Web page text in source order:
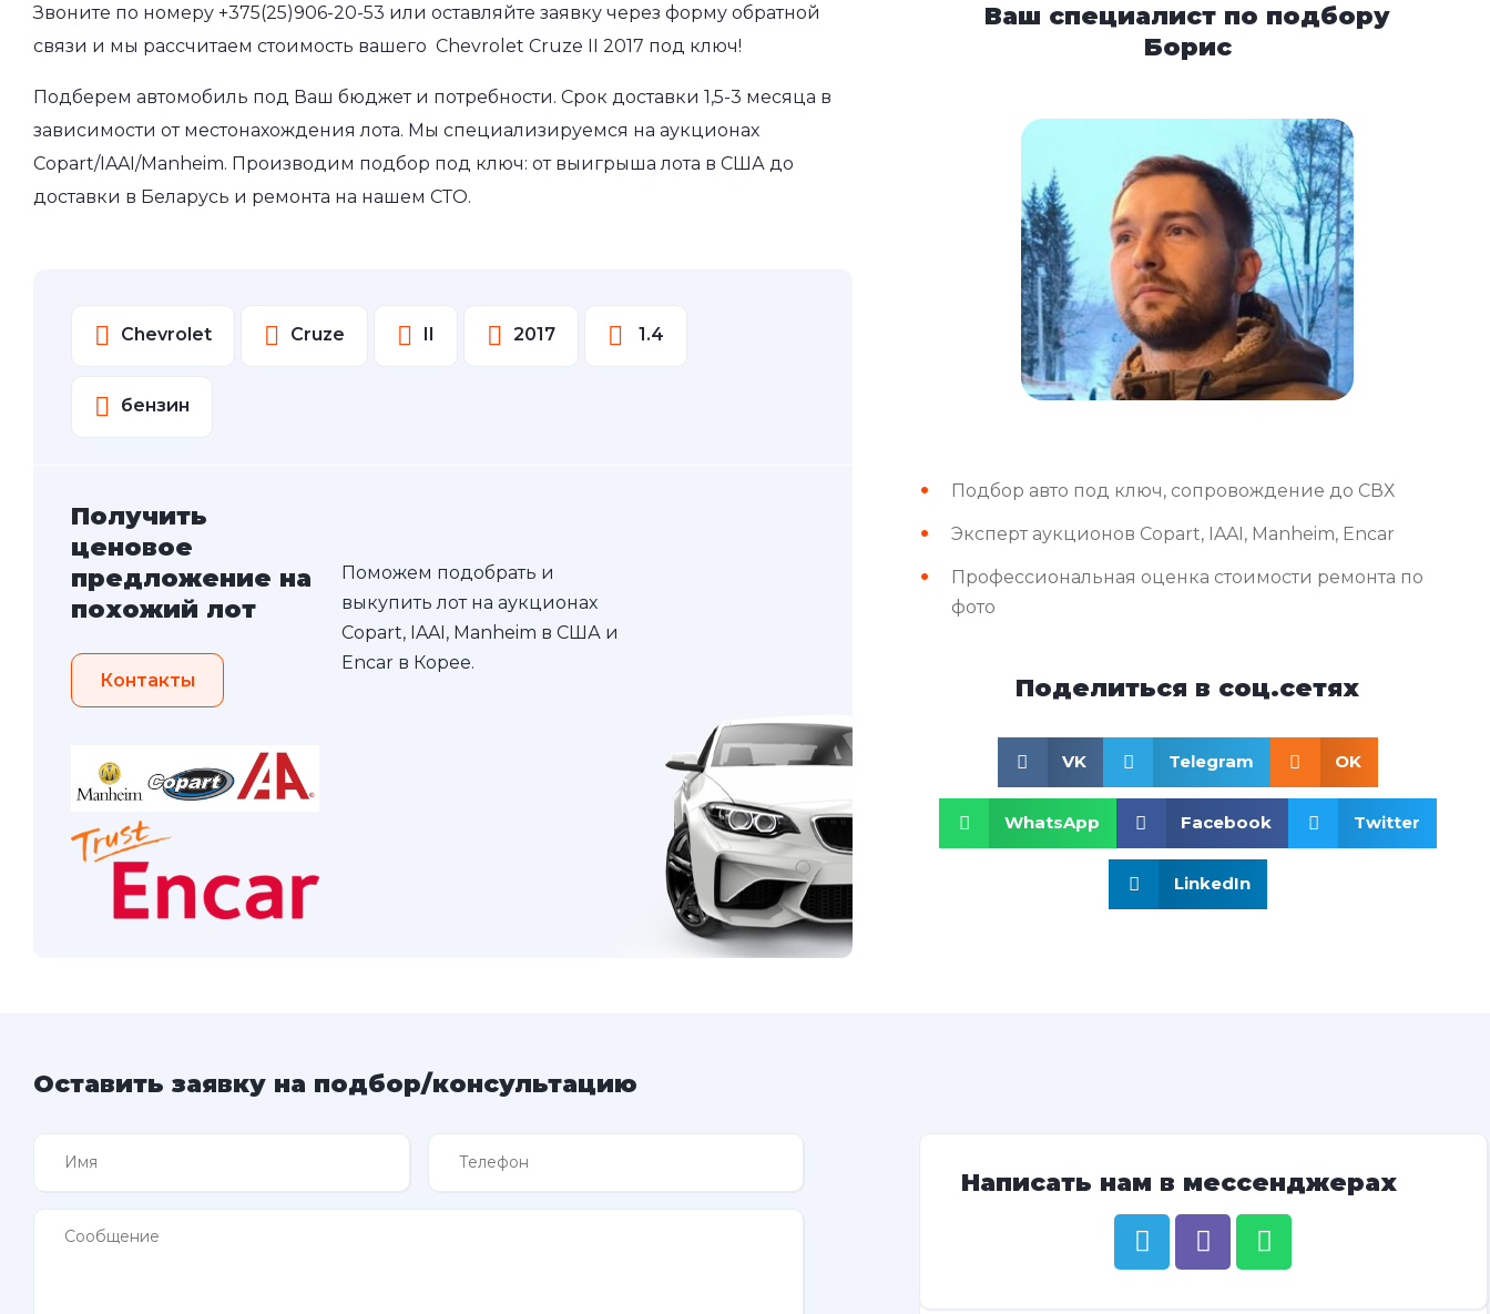
Звоните по номеру +375(25)906-20-53 или оставляйте заявку через форму обратной
связи и мы рассчитаем стоимость вашего Chevrolet Cruze II 2017 под ключ!
Подберем автомобиль под Ваш бюджет и потребности. Срок доставки 1,5-3 месяца в
зависимости от местонахождения лота. Мы специализируемся на аукционах
Copart/IAAI/Manheim. Производим подбор под ключ: от выигрыша лота в США до
доставки в Беларусь и ремонта на нашем СТО.
Chevrolet Cruze II 2017 1.4
бензин
Получить
ценовое
предложение на
похожий лот
Контакты
Поможем подобрать и
выкупить лот на аукционах
Copart, IAAI, Manheim в США и
Encar в Корее.
Ваш специалист по подбору
Борис
Подбор авто под ключ, сопровождение до СВХ
Эксперт аукционов Copart, IAAI, Manheim, Encar
Профессиональная оценка стоимости ремонта по
фото
Поделиться в соц.сетях
VK Telegram OK
WhatsApp Facebook Twitter
LinkedIn
Оставить заявку на подбор/консультацию
Написать нам в мессенджерах